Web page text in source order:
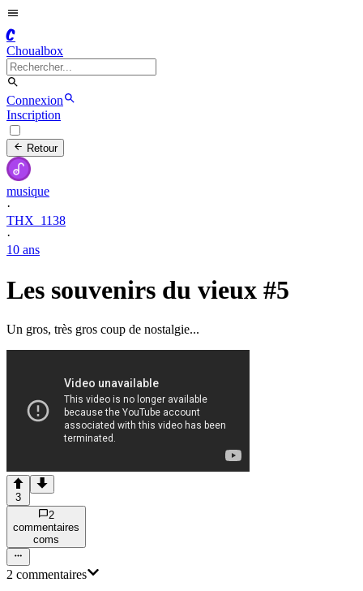
C
Choualbox
Connexion
Inscription
Retour
musique
·
THX_1138
·
10 ans
Les souvenirs du vieux #5
Un gros, très gros coup de nostalgie...
3
2
commentaires
coms
2 commentaires